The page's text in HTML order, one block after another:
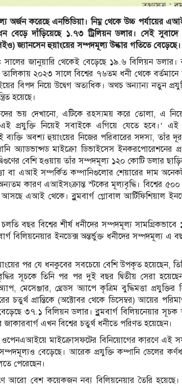
অর্জন করেছে এনভিডিয়া। নিম্ন থেকে উচ্চ পর্যায়ের
বেড়ে দাঁড়িয়েছে ১.৭৩ ট্রিলিয়ন ডলার। সেই
জ্যানসেন হুয়াংয়ের সম্পদমূল্য উল্কার গতিতে বেড়েছে।
সালের জানুয়ারি থেকেই বেড়েছে ১৯.৬ বিলিয়ন
২০২৩ সালে বিশ্বের ৭৬তম ধনী থেকে
বিপদ নিয়ে উদ্বেগ অত্যধিক। অথচ অন্যান্য নতুন
হয়েছে।
ভয় দেখানো, এটিকে রহস্যময় করে তোলা, এ
নিয়েই সবাইকে এগিয়ে যেতে হবে।’ এই
অবশ্য হুয়াংয়ের নিজের পরিবারের সদস্য, তাঁর
অ্যাডভান্সড মাইক্রো ডিভাইসেস ইনকরপোরেশনের
বেশি হওয়ায় তাঁর সম্পদমূল্য ১২০ কোটি ডলার
বা এআই সম্পর্কিত কম্পানিগুলোর শেয়ারের দাম
কারণ এআইসংক্রান্ত স্টকের মূল্যবৃদ্ধি। বিশ্বের
এআই থেকে। ব্লুমবার্গ গ্লোবাল আর্টিফিশিয়াল
বছর বিশ্বের শীর্ষ ধনীদের সম্পদমূল্য
বিলিয়নেয়ার ইনডেক্স অন্তর্ভুক্ত ধনীদের সম্পদমূল্য এ
পর যে ধনকুবের সবচেয়ে বেশি উপকৃত হয়েছেন,
সূচকে তিনি পর পর দুই বছর দ্বিতীয় সেরা
মেসেঞ্জার, থ্রেডস অ্যাপে কৃত্রিম বুদ্ধিমত্তা প্রযুক্তির
প্রান্তিকে (অক্টোবর থেকে ডিসেম্বর) আয়ের
৩৭.১ বিলিয়ন ডলার। ব্লুমবার্গ বিলিয়নেয়ার
এখন বিশ্বের চতুর্থ ধনীতে পরিণত হয়েছেন।
ওপেনএআইয়ে মাইক্রোসফটের বিনিয়োগের কারণে এই
সম্পদমূল্যও বেড়েছে। আরেক প্রযুক্তি কম্পানি ডেলের
পেরেছেন।
আরো বেশ কয়েকজন নব্য বিলিয়নেয়ার তৈরি হয়েছে।